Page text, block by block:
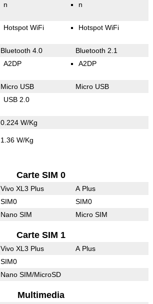
n n
Hotspot WiFi Hotspot WiFi
Bluetooth 4.0 Bluetooth 2.1
A2DP A2DP
Micro USB Micro USB
USB 2.0
0.224 W/Kg
1.36 W/Kg
Carte SIM 0
Vivo XL3 Plus A Plus
SIM0 SIM0
Nano SIM Micro SIM
Carte SIM 1
Vivo XL3 Plus A Plus
SIM0
Nano SIM/MicroSD
Multimedia